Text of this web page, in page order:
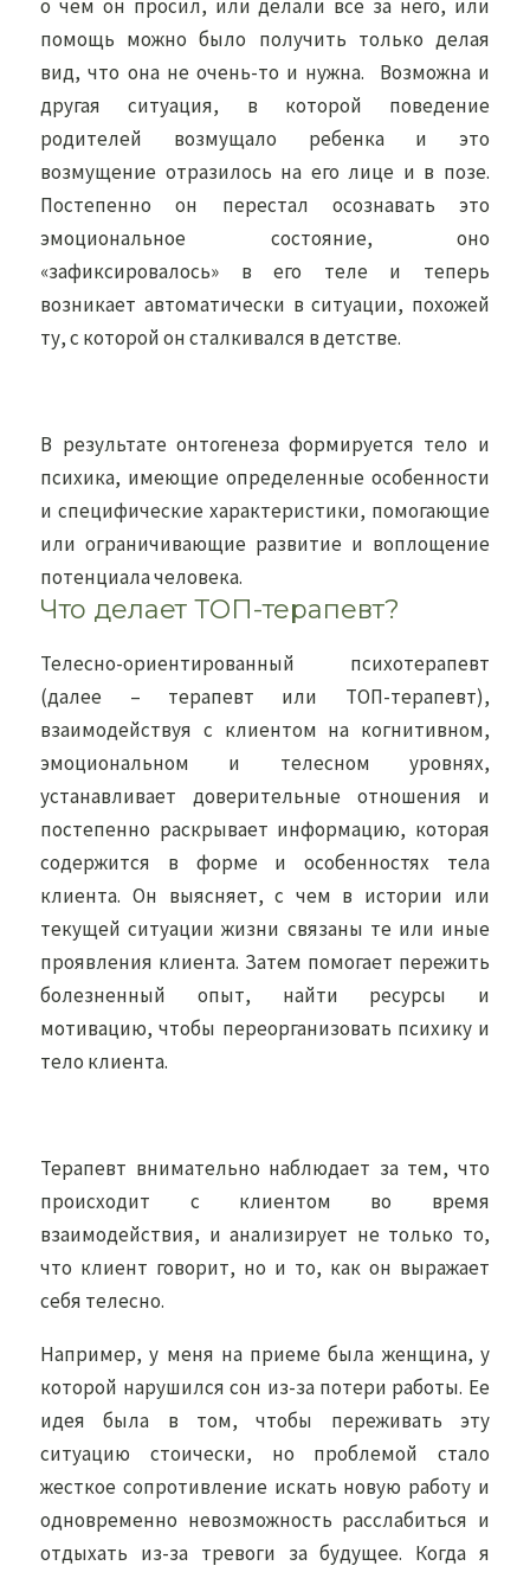
о чем он просил, или делали все за него, или
помощь можно было получить только делая
вид, что она не очень-то и нужна. Возможна и
другая ситуация, в которой поведение
родителей возмущало ребенка и это
возмущение отразилось на его лице и в позе.
Постепенно он перестал осознавать это
эмоциональное состояние, оно
«зафиксировалось» в его теле и теперь
возникает автоматически в ситуации, похожей
ту, с которой он сталкивался в детстве.
В результате онтогенеза формируется тело и
психика, имеющие определенные особенности
и специфические характеристики, помогающие
или ограничивающие развитие и воплощение
потенциала человека.
Что делает ТОП-терапевт?
Телесно-ориентированный психотерапевт
(далее – терапевт или ТОП-терапевт),
взаимодействуя с клиентом на когнитивном,
эмоциональном и телесном уровнях,
устанавливает доверительные отношения и
постепенно раскрывает информацию, которая
содержится в форме и особенностях тела
клиента. Он выясняет, с чем в истории или
текущей ситуации жизни связаны те или иные
проявления клиента. Затем помогает пережить
болезненный опыт, найти ресурсы и
мотивацию, чтобы переорганизовать психику и
тело клиента.
Терапевт внимательно наблюдает за тем, что
происходит с клиентом во время
взаимодействия, и анализирует не только то,
что клиент говорит, но и то, как он выражает
себя телесно.
Например, у меня на приеме была женщина, у
которой нарушился сон из-за потери работы. Ее
идея была в том, чтобы переживать эту
ситуацию стоически, но проблемой стало
жесткое сопротивление искать новую работу и
одновременно невозможность расслабиться и
отдыхать из-за тревоги за будущее. Когда я